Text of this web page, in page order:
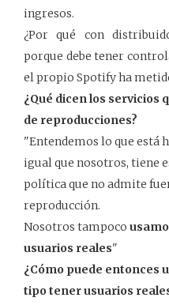
ingresos.
¿Por qué con
porque debe tener
el propio Spotify ha
¿Qué dicen los servicios
de reproducciones?
"Entendemos lo que está
igual que nosotros, tiene
política que no admite
reproducción.
Nosotros tampoco
usuarios reales"
¿Cómo puede entonces
tipo tener usuarios